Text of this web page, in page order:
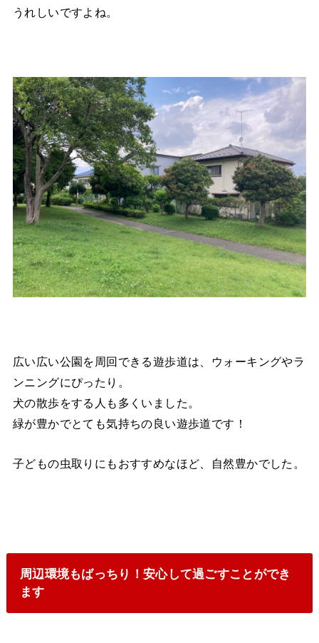
うれしいですよね。
広い広い公園を周回できる遊歩道は、ウォーキングやラ
ンニングにぴったり。
犬の散歩をする人も多くいました。
緑が豊かでとても気持ちの良い遊歩道です！
子どもの虫取りにもおすすめなほど、自然豊かでした。
周辺環境もばっちり！安心して過ごすことができ
ます